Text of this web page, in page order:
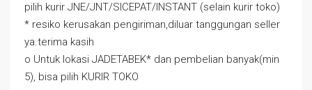
pilih kurir JNE/JNT/SICEPAT/INSTANT (selain kurir toko)
* resiko kerusakan pengiriman,diluar tanggungan seller
ya.terima kasih
o Untuk lokasi JADETABEK* dan pembelian banyak(min
5), bisa pilih KURIR TOKO